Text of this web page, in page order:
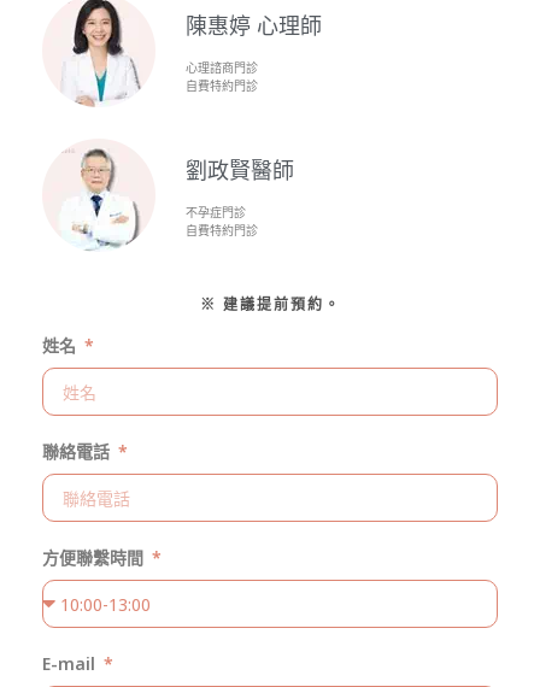
陳惠婷 心理師
心理諮商門診
自費特約門診
劉政賢醫師
不孕症門診
自費特約門診
※ 建議提前預約。
姓名
聯絡電話
方便聯繫時間
E-mail